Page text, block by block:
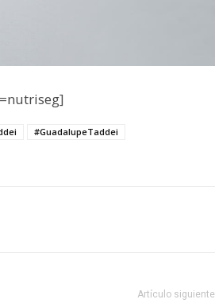
#GuadalupeTaddei
Artículo siguiente